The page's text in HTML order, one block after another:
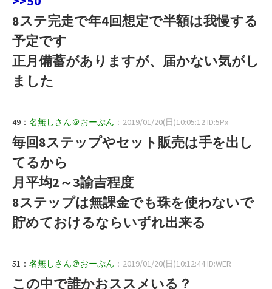
8ステ完走で年4回想定で半額は我慢する
予定です
正月備蓄がありますが、届かない気がし
ました
49： 名無しさん＠おーぷん ：2019/01/20(日)10:05:12 ID:5Px
毎回8ステップやセット販売は手を出し
てるから
月平均2～3諭吉程度
8ステップは無課金でも珠を使わないで
貯めておけるならいずれ出来る
51： 名無しさん＠おーぷん ：2019/01/20(日)10:12:44 ID:WER
この中で誰かおススメいる？